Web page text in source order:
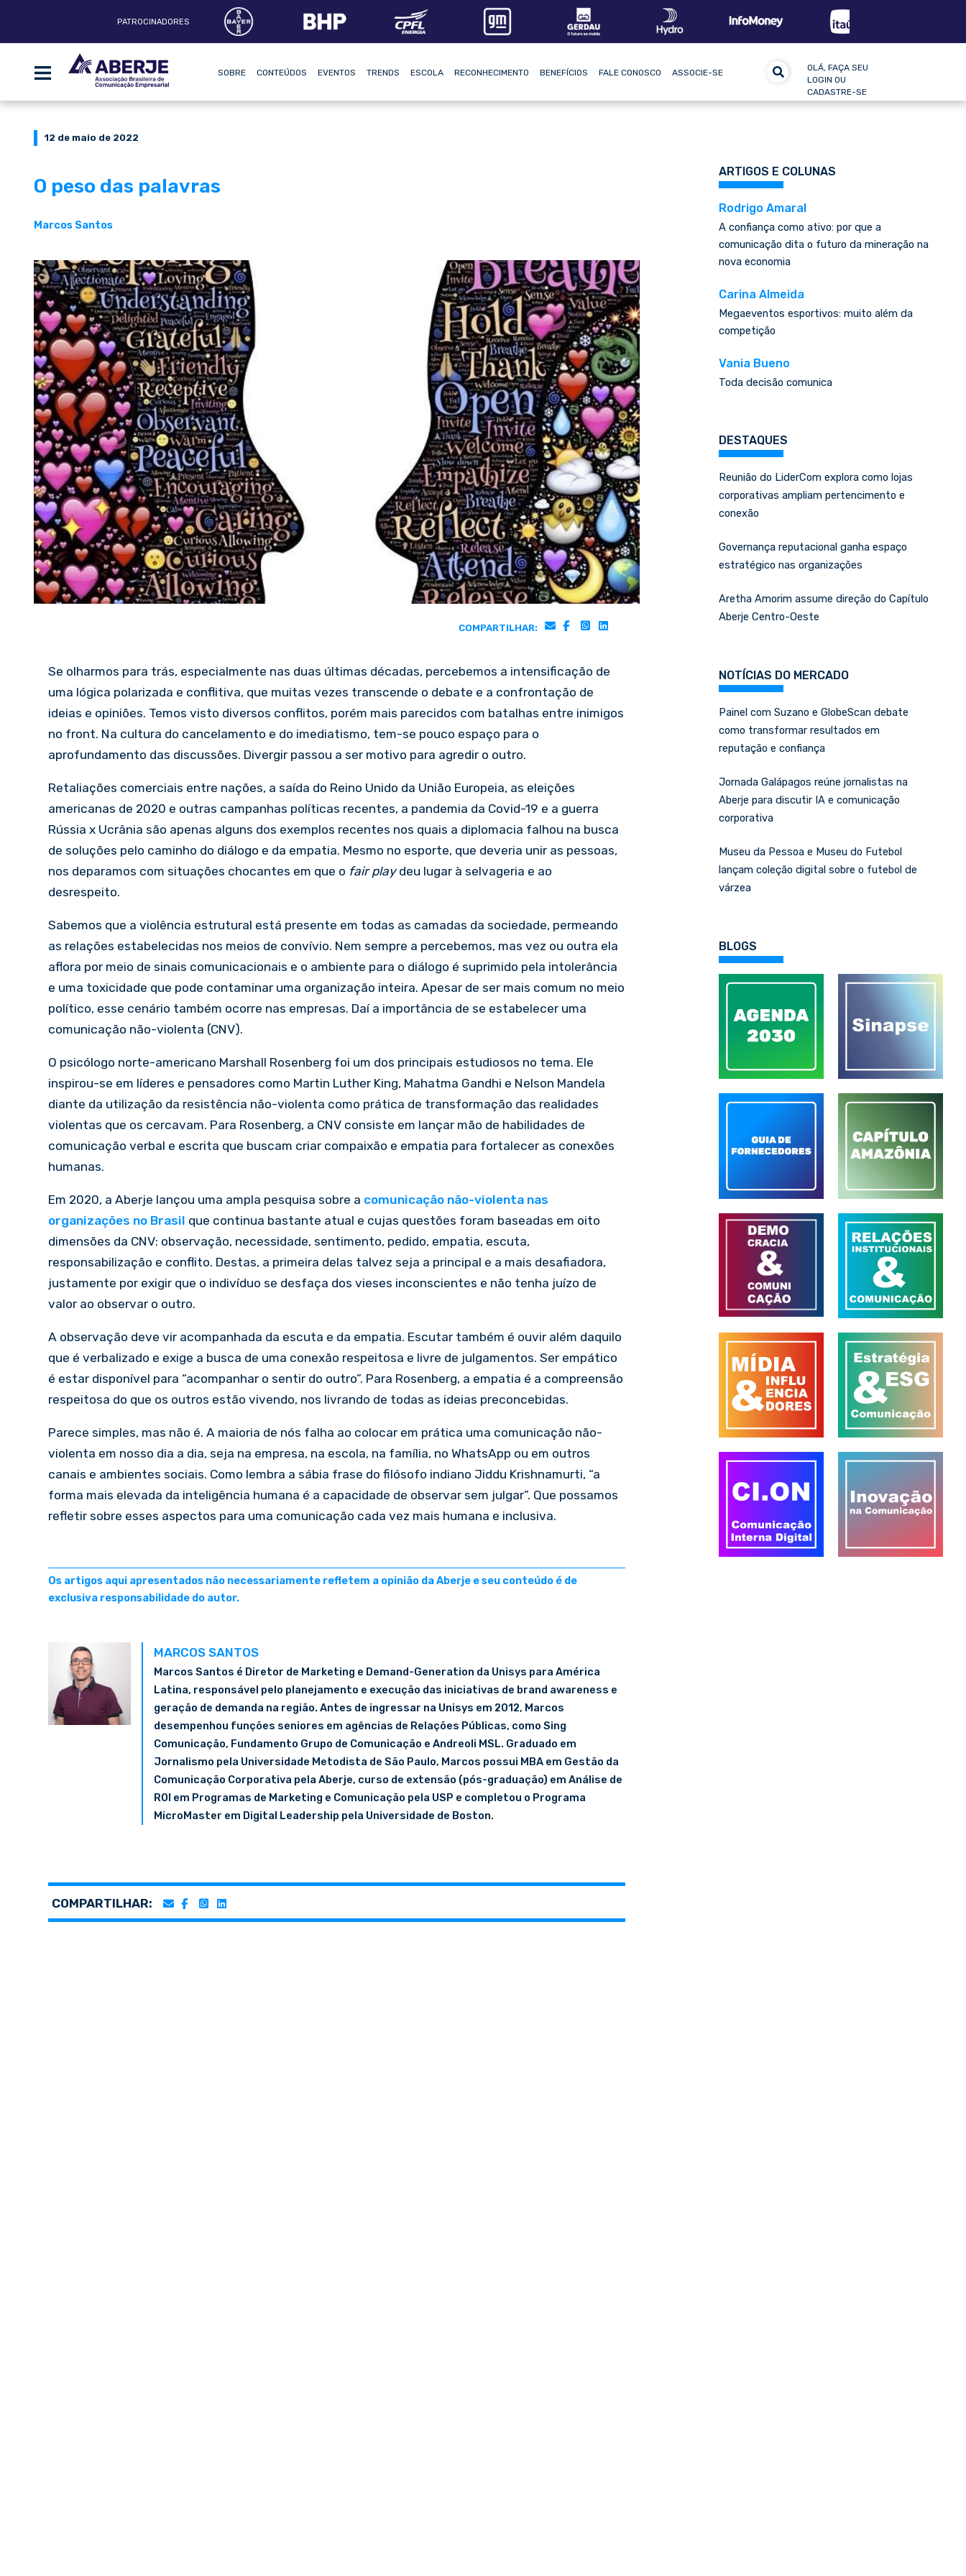
PATROCINADORES
SOBRE CONTEÚDOS EVENTOS TRENDS ESCOLA RECONHECIMENTO BENEFÍCIOS FALE CONOSCO ASSOCIE-SE
OLÁ, FAÇA SEU
LOGIN OU
CADASTRE-SE
12 de maio de 2022
O peso das palavras
Marcos Santos
COMPARTILHAR:
Se olharmos para trás, especialmente nas duas últimas décadas, percebemos a intensificação de
uma lógica polarizada e conflitiva, que muitas vezes transcende o debate e a confrontação de
ideias e opiniões. Temos visto diversos conflitos, porém mais parecidos com batalhas entre inimigos
no front. Na cultura do cancelamento e do imediatismo, tem-se pouco espaço para o
aprofundamento das discussões. Divergir passou a ser motivo para agredir o outro.
Retaliações comerciais entre nações, a saída do Reino Unido da União Europeia, as eleições
americanas de 2020 e outras campanhas políticas recentes, a pandemia da Covid-19 e a guerra
Rússia x Ucrânia são apenas alguns dos exemplos recentes nos quais a diplomacia falhou na busca
de soluções pelo caminho do diálogo e da empatia. Mesmo no esporte, que deveria unir as pessoas,
nos deparamos com situações chocantes em que o fair playdeu lugar à selvageria e ao
desrespeito.
Sabemos que a violência estrutural está presente em todas as camadas da sociedade, permeando
as relações estabelecidas nos meios de convívio. Nem sempre a percebemos, mas vez ou outra ela
aflora por meio de sinais comunicacionais e o ambiente para o diálogo é suprimido pela intolerância
e uma toxicidade que pode contaminar uma organização inteira. Apesar de ser mais comum no meio
político, esse cenário também ocorre nas empresas. Daí a importância de se estabelecer uma
comunicação não-violenta (CNV).
O psicólogo norte-americano Marshall Rosenberg foi um dos principais estudiosos no tema. Ele
inspirou-se em líderes e pensadores como Martin Luther King, Mahatma Gandhi e Nelson Mandela
diante da utilização da resistência não-violenta como prática de transformação das realidades
violentas que os cercavam. Para Rosenberg, a CNV consiste em lançar mão de habilidades de
comunicação verbal e escrita que buscam criar compaixão e empatia para fortalecer as conexões
humanas.
Em 2020, a Aberje lançou uma ampla pesquisa sobre a comunicação não-violenta nas
organizações no Brasil que continua bastante atual e cujas questões foram baseadas em oito
dimensões da CNV: observação, necessidade, sentimento, pedido, empatia, escuta,
responsabilização e conflito. Destas, a primeira delas talvez seja a principal e a mais desafiadora,
justamente por exigir que o indivíduo se desfaça dos vieses inconscientes e não tenha juízo de
valor ao observar o outro.
A observação deve vir acompanhada da escuta e da empatia. Escutar também é ouvir além daquilo
que é verbalizado e exige a busca de uma conexão respeitosa e livre de julgamentos. Ser empático
é estar disponível para “acompanhar o sentir do outro”. Para Rosenberg, a empatia é a compreensão
respeitosa do que os outros estão vivendo, nos livrando de todas as ideias preconcebidas.
Parece simples, mas não é. A maioria de nós falha ao colocar em prática uma comunicação não-
violenta em nosso dia a dia, seja na empresa, na escola, na família, no WhatsApp ou em outros
canais e ambientes sociais. Como lembra a sábia frase do filósofo indiano Jiddu Krishnamurti, “a
forma mais elevada da inteligência humana é a capacidade de observar sem julgar”. Que possamos
refletir sobre esses aspectos para uma comunicação cada vez mais humana e inclusiva.
Os artigos aqui apresentados não necessariamente refletem a opinião da Aberje e seu conteúdo é de
exclusiva responsabilidade do autor.
MARCOS SANTOS
Marcos Santos é Diretor de Marketing e Demand-Generation da Unisys para América
Latina, responsável pelo planejamento e execução das iniciativas de brand awareness e
geração de demanda na região. Antes de ingressar na Unisys em 2012, Marcos
desempenhou funções seniores em agências de Relações Públicas, como Sing
Comunicação, Fundamento Grupo de Comunicação e Andreoli MSL. Graduado em
Jornalismo pela Universidade Metodista de São Paulo, Marcos possui MBA em Gestão da
Comunicação Corporativa pela Aberje, curso de extensão (pós-graduação) em Análise de
ROI em Programas de Marketing e Comunicação pela USP e completou o Programa
MicroMaster em Digital Leadership pela Universidade de Boston.
COMPARTILHAR:
ARTIGOS E COLUNAS
Rodrigo Amaral
A confiança como ativo: por que a
comunicação dita o futuro da mineração na
nova economia
Carina Almeida
Megaeventos esportivos: muito além da
competição
Vania Bueno
Toda decisão comunica
DESTAQUES
Reunião do LiderCom explora como lojas
corporativas ampliam pertencimento e
conexão
Governança reputacional ganha espaço
estratégico nas organizações
Aretha Amorim assume direção do Capítulo
Aberje Centro-Oeste
NOTÍCIAS DO MERCADO
Painel com Suzano e GlobeScan debate
como transformar resultados em
reputação e confiança
Jornada Galápagos reúne jornalistas na
Aberje para discutir IA e comunicação
corporativa
Museu da Pessoa e Museu do Futebol
lançam coleção digital sobre o futebol de
várzea
BLOGS